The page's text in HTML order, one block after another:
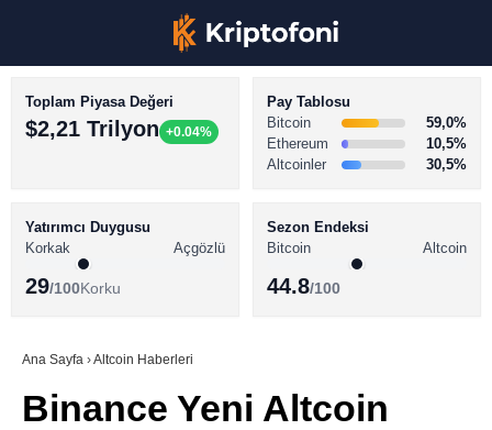
Youtube
BİTCOİN HABERLERİ
ALTCOİN HABERLERİ
SÖZLÜK
Toplam Piyasa Değeri
$2,21 Trilyon +0.04%
Pay Tablosu
Bitcoin
59,0%
Ethereum
10,5%
Altcoinler
30,5%
Yatırımcı Duygusu
Korkak
Açgözlü
29/100Korku
Sezon Endeksi
Bitcoin
Altcoin
44.8/100
Ana Sayfa ›Altcoin Haberleri
Binance Yeni Altcoin